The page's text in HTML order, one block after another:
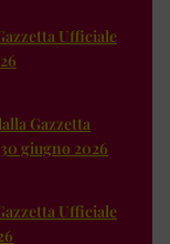
Ufficiale
Gazzetta
giugno 2026
Ufficiale